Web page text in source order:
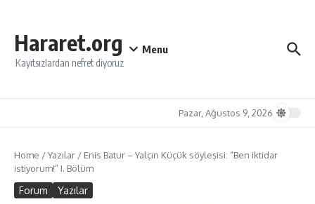
Hararet.org
Kayıtsızlardan nefret diyoruz
Menu
Pazar, Ağustos 9, 2026
Home /Yazılar / Enis Batur – Yalçın Küçük söyleşisi: “Ben iktidar
istiyorum!” I. Bölüm
Forum Yazılar